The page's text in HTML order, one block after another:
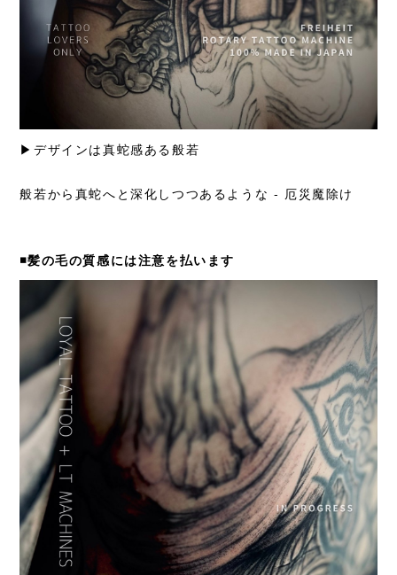
▶︎デザインは真蛇感ある般若
般若から真蛇へと深化しつつあるような - 厄災魔除け
◾️髪の毛の質感には注意を払います